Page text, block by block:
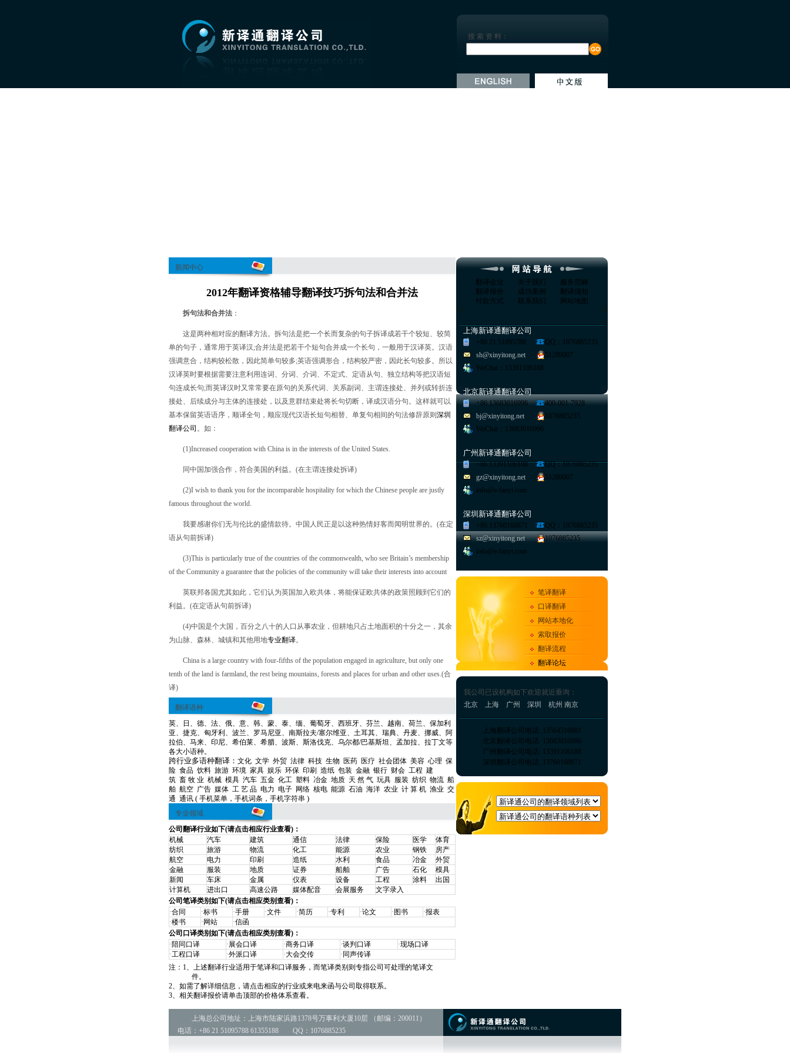
搜 索 资 料：
新闻中心
2012年翻译资格辅导翻译技巧拆句法和合并法
拆句法和合并法 ：
这是两种相对应的翻译方法。拆句法是把一个长而复杂的句子拆译成若干个较短、较简
单的句子，通常用于英译汉;合并法是把若干个短句合并成一个长句，一般用于汉译英。汉语
强调意合，结构较松散，因此简单句较多;英语强调形合，结构较严密，因此长句较多。所以
汉译英时要根据需要注意利用连词、分词、介词、不定式、定语从句、独立结构等把汉语短
句连成长句;而英译汉时又常常要在原句的关系代词、关系副词、主谓连接处、并列或转折连
接处、后续成分与主体的连接处，以及意群结束处将长句切断，译成汉语分句。这样就可以
基本保留英语语序，顺译全句，顺应现代汉语长短句相替、单复句相间的句法修辞原则 深圳
翻译公司 。如：
(1)Increased cooperation with China is in the interests of the United States.
同中国加强合作，符合美国的利益。(在主谓连接处拆译)
(2)I wish to thank you for the incomparable hospitality for which the Chinese people are justly
famous throughout the world.
我要感谢你们无与伦比的盛情款待。中国人民正是以这种热情好客而闻明世界的。(在定
语从句前拆译)
(3)This is particularly true of the countries of the commonwealth, who see Britain’s membership
of the Community a guarantee that the policies of the community will take their interests into account
英联邦各国尤其如此，它们认为英国加入欧共体，将能保证欧共体的政策照顾到它们的
利益。(在定语从句前拆译)
(4)中国是个大国，百分之八十的人口从事农业，但耕地只占土地面积的十分之一，其余
为山脉、森林、城镇和其他用地专业翻译。
China is a large country with four-fifths of the population engaged in agriculture, but only one
tenth of the land is farmland, the rest being mountains, forests and places for urban and other uses.(合
译)
翻译语种
英、 日 、 德、 法、 俄、 意、 韩、 蒙、 泰、 缅、 葡萄牙、 西班牙、 芬兰、 越南、 荷兰、 保加利
亚、 捷克、 匈牙利 、 波兰、 罗马尼亚、 南斯拉夫/塞尔维亚、 土耳其、 瑞典、 丹麦、 挪威、 阿
拉伯、 马来、 印尼、 希伯莱、 希腊、 波斯、 斯洛伐克、 乌尔都/巴基斯坦、 孟加拉、 拉丁文等
各大小语种。
跨行业多语种翻译： 文化 文学 外贸 法律 科技 生物 医药 医疗 社会团体 美容 心理 保
险 食品 饮料 旅游 环境 家具 娱乐 环保 印刷 造纸 包装 金融 银行 财会 工程 建
筑 畜 牧 业 机械 模具 汽车 五金 化工 塑料 冶金 地质 天 然 气 玩具 服装 纺织 物流 船
舶 航空 广告 媒体 工 艺 品 电力 电子 网络 核电 能源 石油 海洋 农业 计 算 机 渔业 交
通 通讯 ( 手机菜单， 手机词条， 手机字符串 )
专业领域
公司翻译行业如下(请点击相应行业查看)：
机械
汽车 建筑 通信 法律 保险 医学
体育
纺织
旅游 物流 化工 能源 农业 钢铁
房产
航空
电力 印刷 造纸 水利 食品 冶金
外贸
金融
服装 地质 证券 船舶 广告 石化
模具
新闻
车床 金属 仪表 设备 工程 涂料
出国
计算机
进出口 高速公路 媒体配音 会展服务
文字录入
公司笔译类别如下(请点击相应类别查看)：
·合同 ·标书 ·手册 ·文件 ·简历 ·专利 ·论文 · 图书 ·报表
·楼书 · 网站 ·信函
公司口译类别如下(请点击相应类别查看)：
·陪同口译 ·展会口译 ·商务口译 ·谈判口译 ·现场口译
·工程口译 ·外派口译 ·大会交传 · 同声传译
注：1、上述翻译行业适用于笔译和口译服务，而笔译类别则专指公司可处理的笔译文
件。
2、如需了解详细信息，请点击相应的行业或来电来函与公司取得联系。
3、相关翻译报价请单击顶部的价格体系查看。
翻译企业 关于我们
服务范畴
翻译报价
成功案例
翻译须知
付款方式
联系我们 网站地图
上海新译通翻译公司
+86 21 51095788
QQ：1076885235
sh@xinyitong.net
51289007
WeChat：13391106188
北京新译通翻译公司
+86 13683016996
400-001-7928
bj@xinyitong.net
1076885235
WeChat：13683016996
广州新译通翻译公司
+86 13391106188
QQ：1076885235
gz@xinyitong.net
51289007
info@e-fanyi.com
深圳新译通翻译公司
+86 13760168871
QQ：1076885235
sz@xinyitong.net
1076885235
info@e-fanyi.com
笔译翻译
口译翻译
网站本地化
索取报价
翻译流程
翻译论坛
我公司已设机构如下欢迎就近垂询：
北京
上海 广州 深圳 杭州 南京
上海翻译公司 电话: 13564516881
北京翻译公司 电话: 13683016996
广州翻译公司 电话: 13391106188
深圳翻译公司 电话: 13760168871
上海总公司地址：上海市陆家浜路1378号万事利大厦10层 （邮编：200011）
电话：+86 21 51095788 61355188 QQ：1076885235